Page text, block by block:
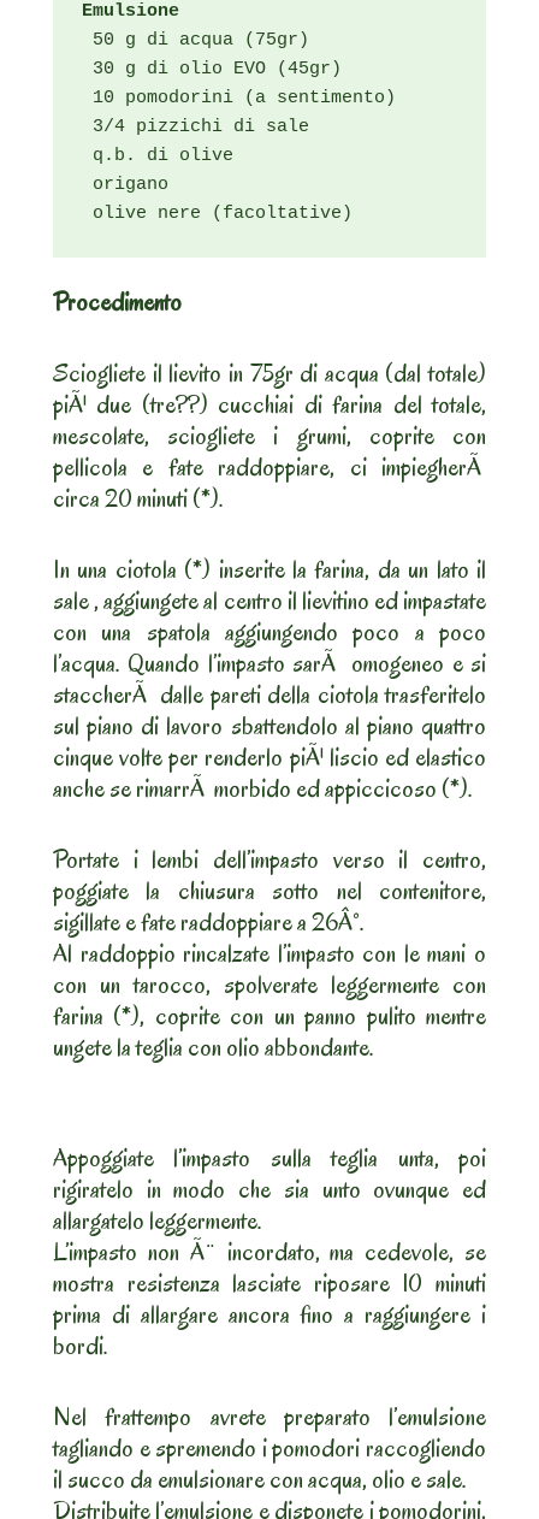
Emulsione
50 g di acqua (75gr)
30 g di olio EVO (45gr)
10 pomodorini (a sentimento)
3/4 pizzichi di sale
q.b. di olive
origano
olive nere (facoltative)
Procedimento
Sciogliete il lievito in 75gr di acqua (dal totale)
piÃ¹ due (tre??) cucchiai di farina del totale,
mescolate, sciogliete i grumi, coprite con
pellicola e fate raddoppiare, ci impiegherÃ
circa 20 minuti (*).
In una ciotola (*) inserite la farina, da un lato il
sale , aggiungete al centro il lievitino ed impastate
con una spatola aggiungendo poco a poco
l’acqua. Quando l’impasto sarÃ omogeneo e si
staccherÃ dalle pareti della ciotola trasferitelo
sul piano di lavoro sbattendolo al piano quattro
cinque volte per renderlo piÃ¹ liscio ed elastico
anche se rimarrÃ morbido ed appiccicoso (*).
Portate i lembi dell’impasto verso il centro,
poggiate la chiusura sotto nel contenitore,
sigillate e fate raddoppiare a 26Â°.
Al raddoppio rincalzate l’impasto con le mani o
con un tarocco, spolverate leggermente con
farina (*), coprite con un panno pulito mentre
ungete la teglia con olio abbondante.
Appoggiate l’impasto sulla teglia unta, poi
rigiratelo in modo che sia unto ovunque ed
allargatelo leggermente.
L’impasto non Ã¨ incordato, ma cedevole, se
mostra resistenza lasciate riposare 10 minuti
prima di allargare ancora fino a raggiungere i
bordi.
Nel frattempo avrete preparato l’emulsione
tagliando e spremendo i pomodori raccogliendo
il succo da emulsionare con acqua, olio e sale.
Distribuite l’emulsione e disponete i pomodorini,